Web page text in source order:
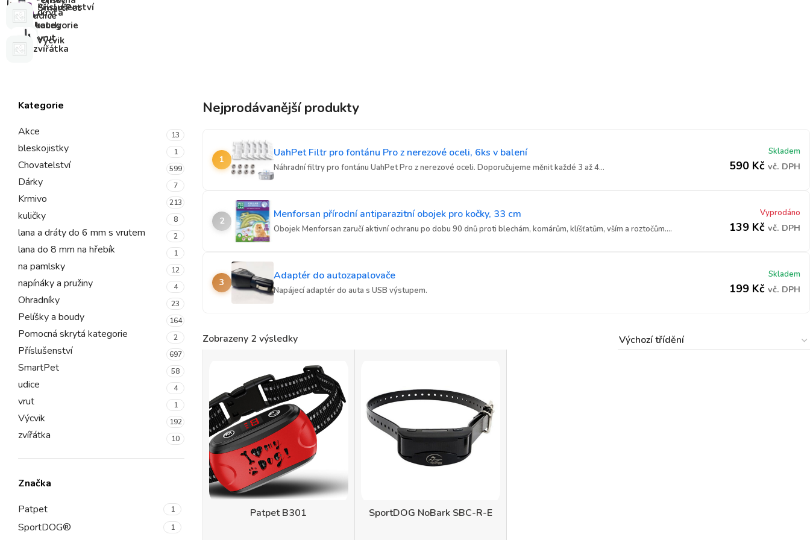
a
boudy
skrytá
kategorie
Příslušenství
SmartPet
udice
vrut
Výcvik
zvířátka
Kategorie
Akce
13
bleskojistky 1
Chovatelství 599
Dárky 7
Krmivo 213
kuličky 8
lana a dráty do 6 mm s vrutem 2
lana do 8 mm na hřebík 1
na pamlsky 12
napínáky a pružiny 4
Ohradníky 23
Pelíšky a boudy 164
Pomocná skrytá kategorie 2
Příslušenství 697
SmartPet 58
udice 4
vrut 1
Výcvik 192
zvířátka 10
Značka
Patpet
1
SportDOG® 1
Nejprodávanější produkty
1 UahPet Filtr pro fontánu Pro z nerezové oceli, 6ks v balení
Náhradní filtry pro fontánu UahPet Pro z nerezové oceli. Doporučujeme měnit každé 3 až 4...
Skladem
590 Kč vč. DPH
2 Menforsan přírodní antiparazitní obojek pro kočky, 33 cm
Obojek Menforsan zaručí aktivní ochranu po dobu 90 dnů proti blechám, komárům, klíšťatům, vším a roztočům....
Vyprodáno
139 Kč vč. DPH
3 Adaptér do autozapalovače
Napájecí adaptér do auta s USB výstupem.
Skladem
199 Kč vč. DPH
Zobrazeny 2 výsledky
Patpet B301 SportDOG NoBark SBC-R-E